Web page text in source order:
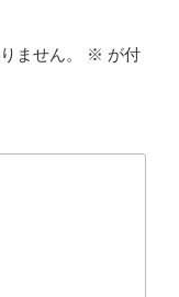
ません。 ※ が付